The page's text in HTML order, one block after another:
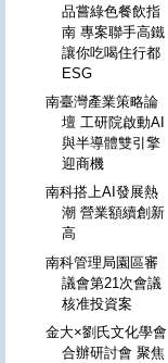
品嘗綠色餐飲指
南 專案聯手高鐵
讓你吃喝住行都
ESG
南臺灣產業策略論
壇 工研院啟動AI
與半導體雙引擎
迎商機
南科搭上AI發展熱
潮 營業額續創新
高
南科管理局園區審
議會第21次會議
核准投資案
金大×劉氏文化學會
合辦研討會 聚焦